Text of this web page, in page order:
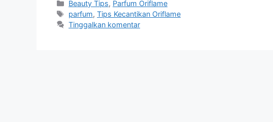
Beauty Tips, Parfum Oriflame
parfum,Tips Kecantikan Oriflame
Tinggalkan komentar